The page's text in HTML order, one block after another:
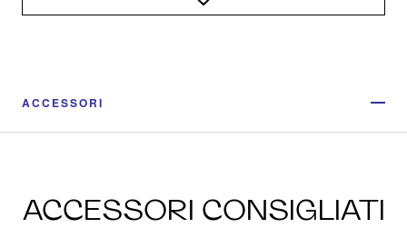
ACCESSORI
ACCESSORI CONSIGLIATI